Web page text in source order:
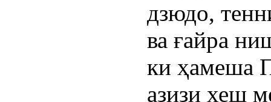
дзюдо,
ва ғайра
ки ҳамеша
азизи хеш